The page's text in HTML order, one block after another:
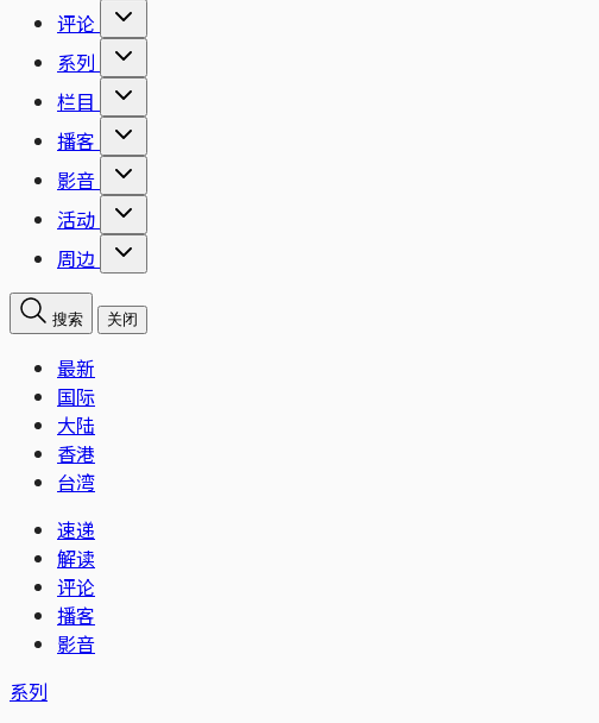
评论
系列
栏目
播客
影音
活动
周边
搜索 关闭
最新
国际
大陆
香港
台湾
速递
解读
评论
播客
影音
系列